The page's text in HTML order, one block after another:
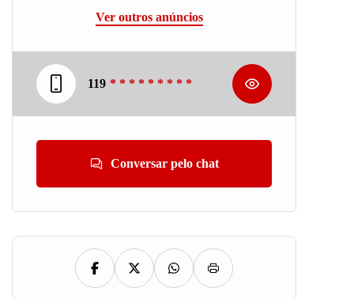
Ver outros anúncios
119 * * * * * * * * *
Conversar pelo chat